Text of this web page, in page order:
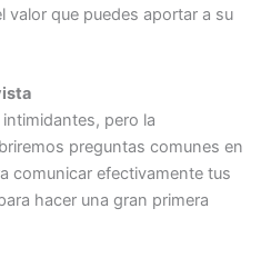
valor que puedes aportar a su
pero la
preguntas comunes en
comunicar efectivamente tus
hacer una gran primera